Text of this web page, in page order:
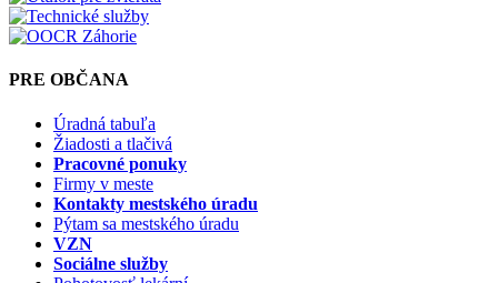
PRE OBČANA
Úradná tabuľa
Žiadosti a tlačivá
Pracovné ponuky
Firmy v meste
Kontakty mestského úradu
Pýtam sa mestského úradu
VZN
Sociálne služby